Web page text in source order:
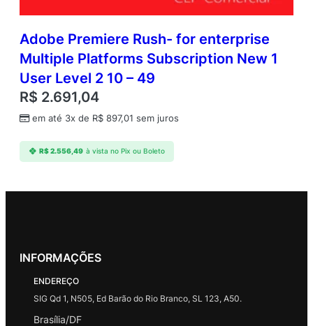
Adobe Premiere Rush- for enterprise
Multiple Platforms Subscription New 1
User Level 2 10 – 49
R$ 2.691,04
em até 3x de R$ 897,01 sem juros
R$2.556,49 à vista no Pix ou Boleto
INFORMAÇÕES
ENDEREÇO
SIG Qd 1, N505, Ed Barão do Rio Branco, SL 123, A50.
Brasília/DF